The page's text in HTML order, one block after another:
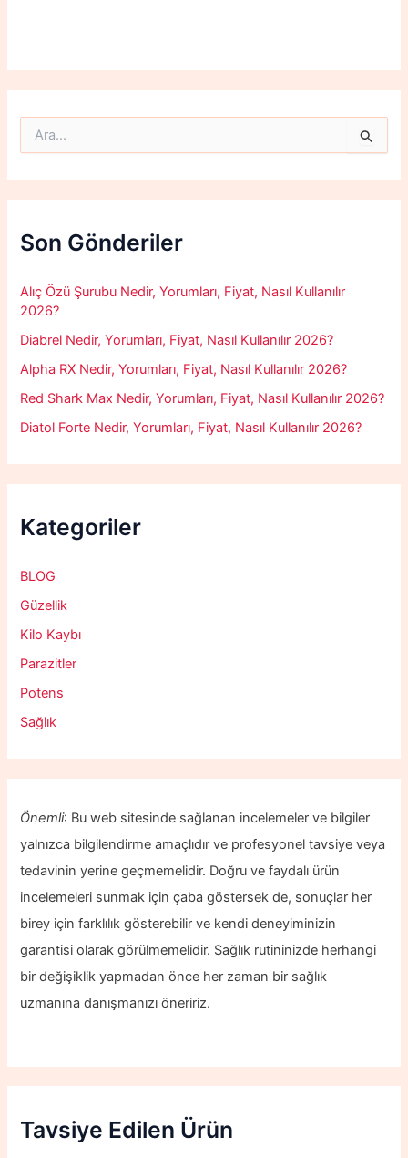
r
c
f
o
:
Son Gönderiler
Alıç Özü Şurubu Nedir, Yorumları, Fiyat, Nasıl Kullanılır
2026?
Diabrel Nedir, Yorumları, Fiyat, Nasıl Kullanılır 2026?
Alpha RX Nedir, Yorumları, Fiyat, Nasıl Kullanılır 2026?
Red Shark Max Nedir, Yorumları, Fiyat, Nasıl Kullanılır 2026?
Diatol Forte Nedir, Yorumları, Fiyat, Nasıl Kullanılır 2026?
Kategoriler
BLOG
Güzellik
Kilo Kaybı
Parazitler
Potens
Sağlık
Önemli: Bu web sitesinde sağlanan incelemeler ve bilgiler
yalnızca bilgilendirme amaçlıdır ve profesyonel tavsiye veya
tedavinin yerine geçmemelidir. Doğru ve faydalı ürün
incelemeleri sunmak için çaba göstersek de, sonuçlar her
birey için farklılık gösterebilir ve kendi deneyiminizin
garantisi olarak görülmemelidir. Sağlık rutininizde herhangi
bir değişiklik yapmadan önce her zaman bir sağlık
uzmanına danışmanızı öneririz.
Tavsiye Edilen Ürün